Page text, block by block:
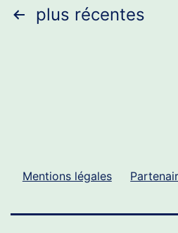
Pagination
plus récentes
Mentions légales